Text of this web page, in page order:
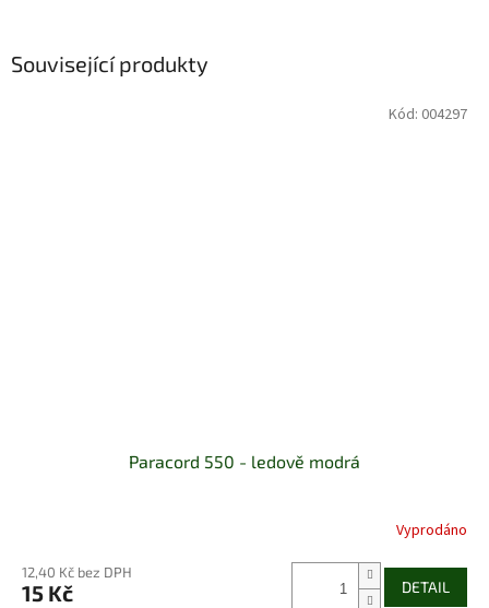
Související produkty
Paracord 550 - ledově modrá
Vyprodáno
12,40 Kč bez DPH
15 Kč DETAIL
Kód: 004297